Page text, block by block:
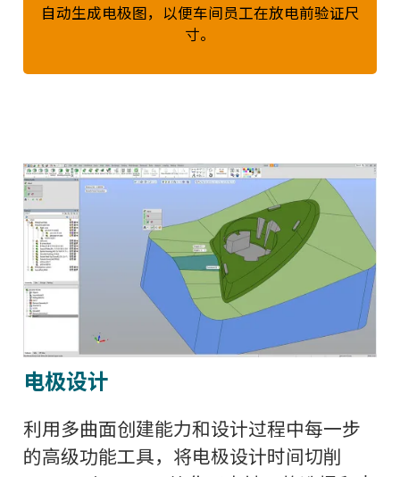
自动生成电极图，以便车间员工在放电前验证尺
寸。
电极设计
利用多曲面创建能力和设计过程中每一步
的高级功能工具，将电极设计时间切削